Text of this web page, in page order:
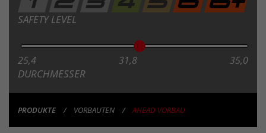
SAFETY LEVEL
25,4 31,8 35,0
DURCHMESSER
PRODUKTE VORBAUTEN AHEAD VORBAU